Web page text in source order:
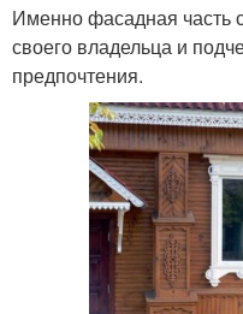
Именно фасадная часть
своего владельца и
предпочтения.